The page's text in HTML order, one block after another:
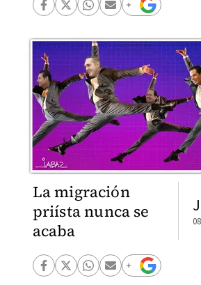
La migración
priísta nunca se
acaba